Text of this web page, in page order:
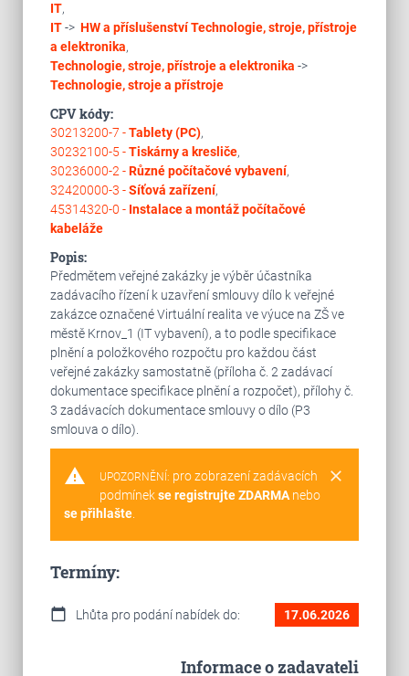
IT,
IT-> HW a příslušenstvíTechnologie, stroje, přístroje
a elektronika,
Technologie, stroje, přístroje a elektronika ->
Technologie, stroje a přístroje
CPV kódy:
30213200-7 -Tablety (PC),
30232100-5 -Tiskárny a kresliče,
30236000-2 -Různé počítačové vybavení,
32420000-3 -Síťová zařízení,
45314320-0 - Instalace a montáž počítačové
kabeláže
Popis:
Předmětem veřejné zakázky je výběr účastníka
zadávacího řízení k uzavření smlouvy dílo k veřejné
zakázce označené Virtuální realita ve výuce na ZŠ ve
městě Krnov_1 (IT vybavení), a to podle specifikace
plnění a položkového rozpočtu pro každou část
veřejné zakázky samostatně (příloha č. 2 zadávací
dokumentace specifikace plnění a rozpočet), přílohy č.
3 zadávacích dokumentace smlouvy o dílo (P3
smlouva o dílo).
warning clear
UPOZORNĚNÍ: pro zobrazení zadávacích
podmínekse registrujte ZDARMAnebo
se přihlašte.
Termíny:
calendar_today Lhůta pro podání nabídek do: 17.06.2026
Informace o zadavateli